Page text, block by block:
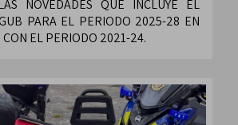
NOVEDADES QUE INCLUYE EL
PARA EL PERIODO 2025-28 EN
EL PERIODO 2021-24.